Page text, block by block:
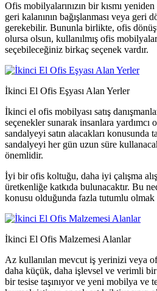
Ofis mobilyalarınızın bir kısmı
geri kalanının bağışlanması veya geri
gerekebilir. Bununla birlikte, ofis
olursa olsun, kullanılmış ofis
seçebileceğiniz birkaç seçenek vardır.
İkinci El Ofis Eşyası Alan Yerler
İkinci el ofis mobilyası satış
seçenekler sunarak insanlara yardımcı
sandalyeyi satın alacakları konusunda
sandalyeyi her gün uzun süre
önemlidir.
İyi bir ofis koltuğu, daha iyi çalışma
üretkenliğe katkıda bulunacaktır. Bu
konusu olduğunda fazla tutumlu
İkinci El Ofis Malzemesi Alanlar
Az kullanılan mevcut iş yerinizi veya
daha küçük, daha işlevsel ve verimli
bir tesise taşınıyor ve yeni mobilya ve